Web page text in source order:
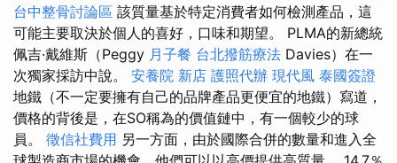
台中整骨討論區 該質量基於特定消費者如何檢測產品，這
可能主要取決於個人的喜好，口味和期望。 PLMA的新總統
佩吉·戴維斯（Peggy 月子餐 台北撥筋療法 Davies）在一
次獨家採訪中說。 安養院 新店 護照代辦 現代風 泰國簽證
地鐵（不一定要擁有自己的品牌產品更便宜的地鐵）寫道，
價格的背後是，在SO稱為的價值鏈中，有一個較少的球
員。 徵信社費用 另一方面，由於國際合併的數量和進入全